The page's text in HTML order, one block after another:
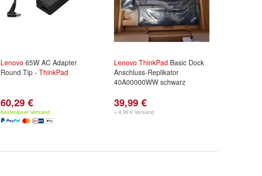
Lenovo 65W AC Adapter
Round Tip - ThinkPad
60,29 €
Kostenloser Versand
Lenovo ThinkPad Basic Dock
Anschluss-Replikator
40A00000WW schwarz
39,99 €
+ 4,99 € Versand